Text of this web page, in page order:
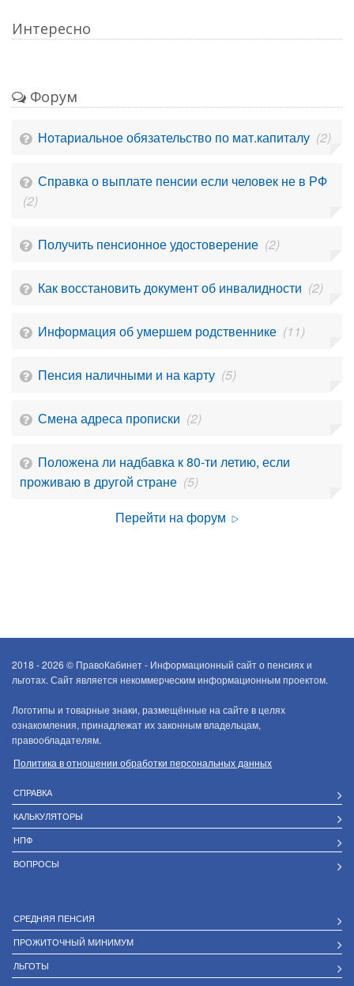
Интересно
Форум
Нотариальное обязательство по мат.капиталу (2)
Справка о выплате пенсии если человек не в РФ
(2)
Получить пенсионное удостоверение (2)
Как восстановить документ об инвалидности (2)
Информация об умершем родственнике (11)
Пенсия наличными и на карту (5)
Смена адреса прописки (2)
Положена ли надбавка к 80-ти летию, если
проживаю в другой стране (5)
Перейти на форум
2018 - 2026 © ПравоКабинет - Информационный сайт о пенсиях и
льготах. Сайт является некоммерческим информационным проектом.
Логотипы и товарные знаки, размещённые на сайте в целях
ознакомления, принадлежат их законным владельцам,
правообладателям.
Политика в отношении обработки персональных данных
СПРАВКА
КАЛЬКУЛЯТОРЫ
НПФ
ВОПРОСЫ
СРЕДНЯЯ ПЕНСИЯ
ПРОЖИТОЧНЫЙ МИНИМУМ
ЛЬГОТЫ